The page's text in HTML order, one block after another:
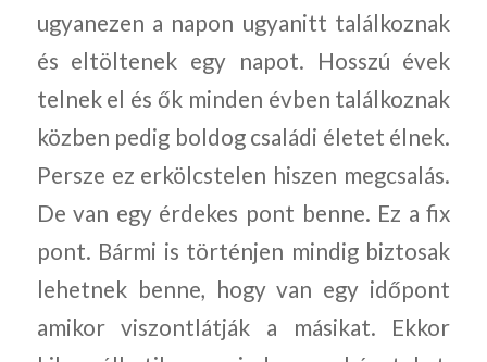
ugyanezen a napon ugyanitt találkoznak
és eltöltenek egy napot. Hosszú évek
telnek el és ők minden évben találkoznak
közben pedig boldog családi életet élnek.
Persze ez erkölcstelen hiszen megcsalás.
De van egy érdekes pont benne. Ez a fix
pont. Bármi is történjen mindig biztosak
lehetnek benne, hogy van egy időpont
amikor viszontlátják a másikat. Ekkor